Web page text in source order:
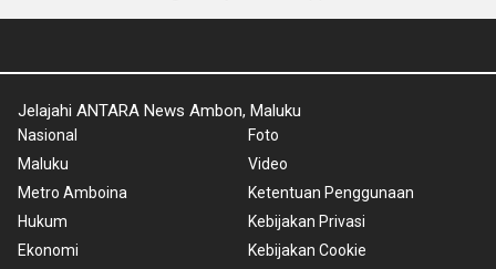
Jelajahi ANTARA News Ambon, Maluku
Nasional
Maluku
Metro Amboina
Hukum
Ekonomi
Foto
Video
Ketentuan Penggunaan
Kebijakan Privasi
Kebijakan Cookie